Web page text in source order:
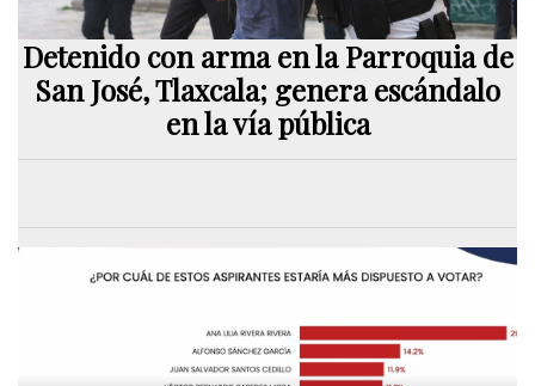
Detenido con arma en la Parroquia de
San José, Tlaxcala; genera escándalo
en la vía pública